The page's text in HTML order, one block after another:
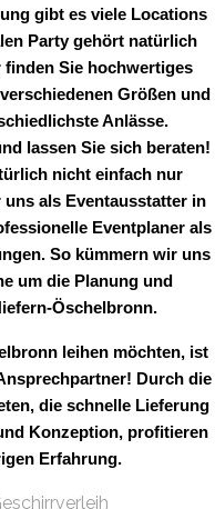
gibt es viele Locations
Party gehört natürlich
finden Sie hochwertiges
Größen und
Anlässe.
lassen Sie sich beraten!
nicht einfach nur
als Eventausstatter in
Eventplaner als
So kümmern wir uns
um die Planung und
Öschelbronn.
leihen möchten, ist
Durch die
die schnelle Lieferung
Konzeption, profitieren
Erfahrung.